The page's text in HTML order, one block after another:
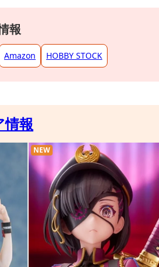
報
Amazon HOBBY STOCK
情報
NEW